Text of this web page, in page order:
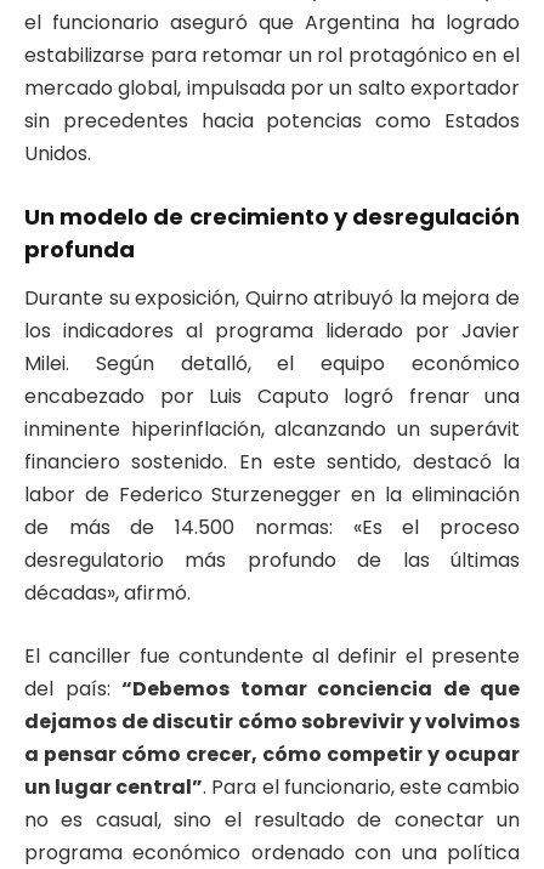
el funcionario aseguró que Argentina ha logrado
estabilizarse para retomar un rol protagónico en el
mercado global, impulsada por un salto exportador
sin precedentes hacia potencias como Estados
Unidos.
Un modelo de crecimiento y desregulación
profunda
Durante su exposición, Quirno atribuyó la mejora de
los indicadores al programa liderado por Javier
Milei. Según detalló, el equipo económico
encabezado por Luis Caputo logró frenar una
inminente hiperinflación, alcanzando un superávit
financiero sostenido. En este sentido, destacó la
labor de Federico Sturzenegger en la eliminación
de más de 14.500 normas: «Es el proceso
desregulatorio más profundo de las últimas
décadas», afirmó.
El canciller fue contundente al definir el presente
del país: “Debemos tomar conciencia de que
dejamos de discutir cómo sobrevivir y volvimos
a pensar cómo crecer, cómo competir y ocupar
un lugar central”. Para el funcionario, este cambio
no es casual, sino el resultado de conectar un
programa económico ordenado con una política